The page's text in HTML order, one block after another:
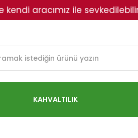
aracımız ile sevkedilebilir.
KAHVALTILIK